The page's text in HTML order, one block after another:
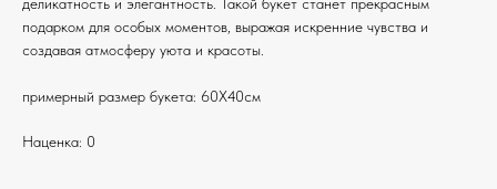
деликатность и элегантность. Такой букет станет прекрасным
подарком для особых моментов, выражая искренние чувства и
создавая атмосферу уюта и красоты.
примерный размер букета: 60Х40см
Наценка: 0